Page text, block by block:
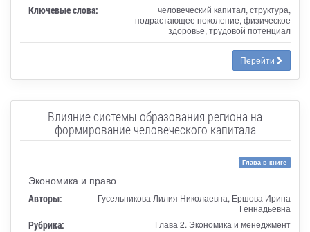
Ключевые слова:
человеческий капитал, структура,
подрастающее поколение, физическое
здоровье, трудовой потенциал
Перейти
Влияние системы образования региона на
формирование человеческого капитала
Глава в книге
Экономика и право
Авторы:
Гусельникова Лилия Николаевна, Ершова Ирина
Геннадьевна
Рубрика: Глава 2. Экономика и менеджмент